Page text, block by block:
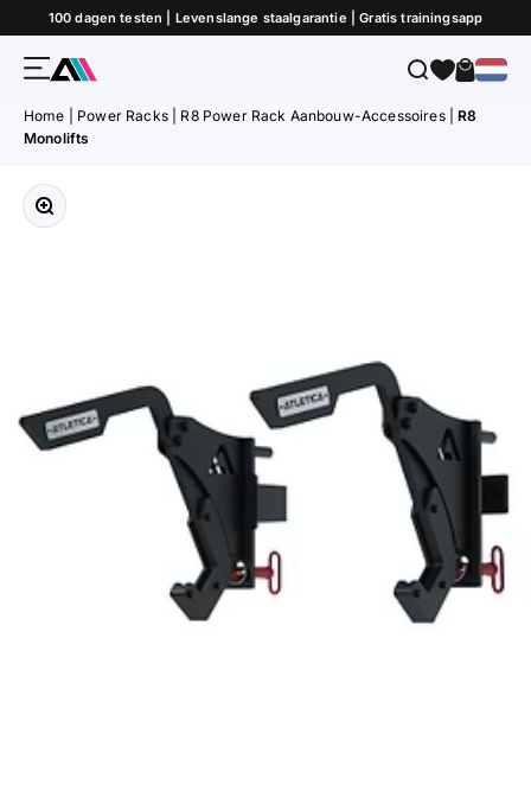
Naar inhoud
100 dagen testen | Levenslange staalgarantie | Gratis trainingsapp
MenuATLETICA Zoeken
Home Power Racks R8 Power Rack Aanbouw-Accessoires
R8
Monolifts
Afbeelding vergroten